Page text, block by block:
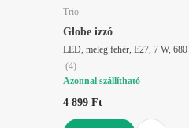
Trio
Globe izzó
LED, meleg fehér, E27, 7 W,
(4)
Azonnal szállítható
4 899 Ft